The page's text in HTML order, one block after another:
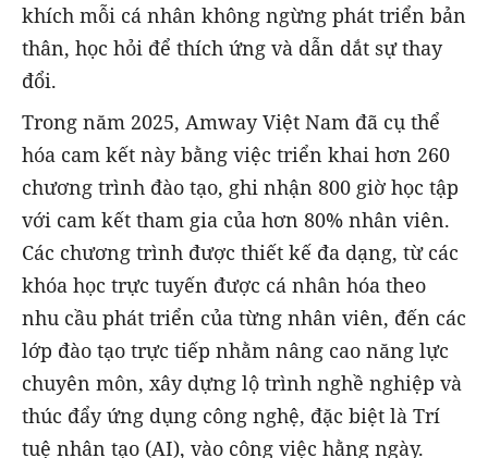
khích mỗi cá nhân không ngừng phát triển bản
thân, học hỏi để thích ứng và dẫn dắt sự thay
đổi.
Trong năm 2025, Amway Việt Nam đã cụ thể
hóa cam kết này bằng việc triển khai hơn 260
chương trình đào tạo, ghi nhận 800 giờ học tập
với cam kết tham gia của hơn 80% nhân viên.
Các chương trình được thiết kế đa dạng, từ các
khóa học trực tuyến được cá nhân hóa theo
nhu cầu phát triển của từng nhân viên, đến các
lớp đào tạo trực tiếp nhằm nâng cao năng lực
chuyên môn, xây dựng lộ trình nghề nghiệp và
thúc đẩy ứng dụng công nghệ, đặc biệt là Trí
tuệ nhân tạo (AI), vào công việc hằng ngày.